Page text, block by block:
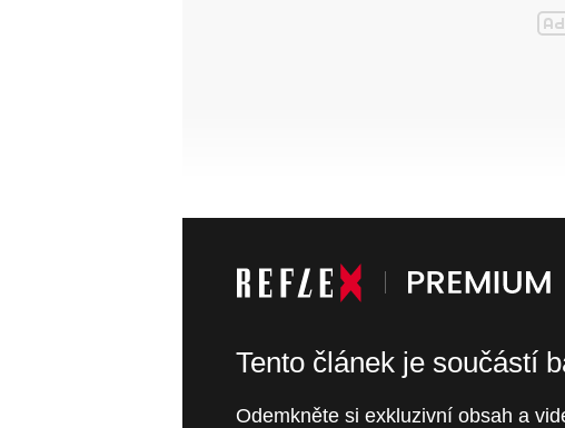
Tento článek je součástí
Odemkněte si exkluzivní obsah a